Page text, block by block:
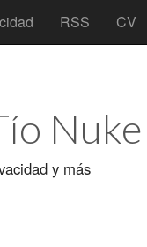
RSS CV
Nuke
y más